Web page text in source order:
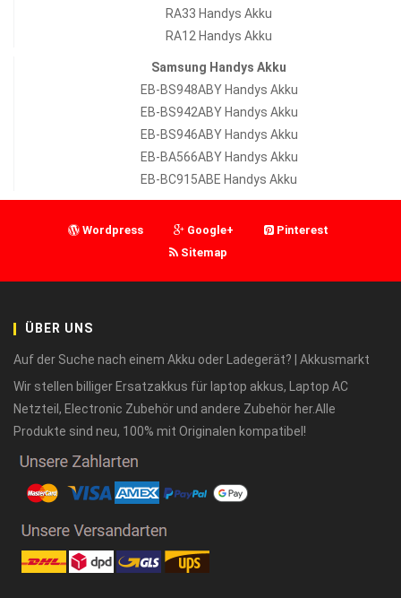
RA33 Handys Akku
RA12 Handys Akku
Samsung Handys Akku
EB-BS948ABY Handys Akku
EB-BS942ABY Handys Akku
EB-BS946ABY Handys Akku
EB-BA566ABY Handys Akku
EB-BC915ABE Handys Akku
Wordpress Google+
Pinterest
Sitemap
ÜBER UNS
Auf der Suche nach einem Akku oder Ladegerät? | Akkusmarkt
Wir stellen billiger Ersatzakkus für laptop akkus, Laptop AC
Netzteil, Electronic Zubehör und andere Zubehör her.Alle
Produkte sind neu, 100% mit Originalen kompatibel!